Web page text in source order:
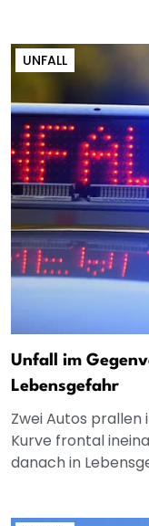
UNFALL
Unfall im
Lebensgefahr
Zwei Autos prallen
Kurve frontal
danach in